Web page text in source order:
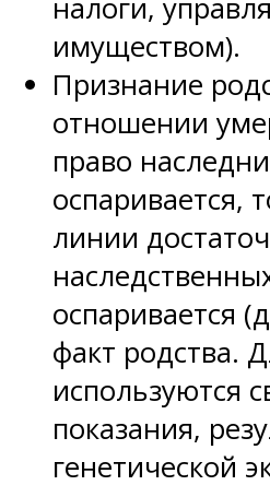
налоги,
имуществом).
Признание
отношении
право
оспаривается,
линии
оспаривается
факт родства.
используются
показания,
генетической